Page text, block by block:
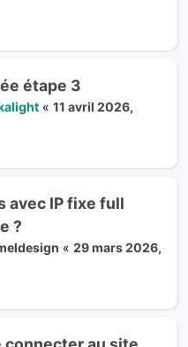
étape 3
« 11 avril 2026,
avec IP fixe full
?
« 29 mars 2026,